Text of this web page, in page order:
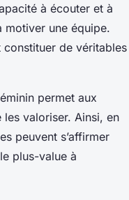
à écouter et à
une équipe.
constituer de véritables
permet aux
valoriser. Ainsi, en
peuvent s’affirmer
plus-value à